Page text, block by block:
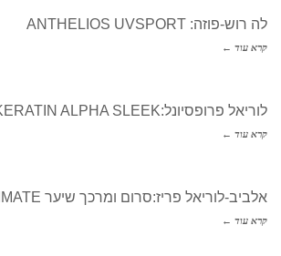
לה רוש-פוזה: ANTHELIOS UVSPORT
קרא עוד ←
לוריאל פרופסיונל:KERATIN ALPHA SLEEK
קרא עוד ←
אלביב-לוריאל פריז:סרום ומרכך שיער ULTIMATE
קרא עוד ←